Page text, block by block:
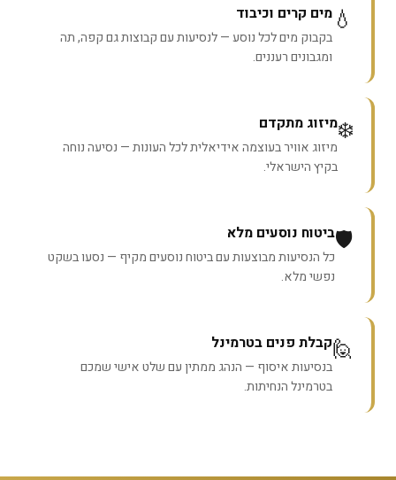
💧 מים קרים וכיבוד
בקבוק מים לכל נוסע — לנסיעות עם קבוצות גם קפה, תה
ומגבונים רעננים.
❄️מיזוג מתקדם
מיזוג אוויר בעוצמה אידיאלית לכל העונות — נסיעה נוחה
בקיץ הישראלי.
🛡️ביטוח נוסעים מלא
כל הנסיעות מבוצעות עם ביטוח נוסעים מקיף — נסעו בשקט
נפשי מלא.
🙋קבלת פנים בטרמינל
בנסיעות איסוף — הנהג ממתין עם שלט אישי שמכם
בטרמינל הנחיתות.